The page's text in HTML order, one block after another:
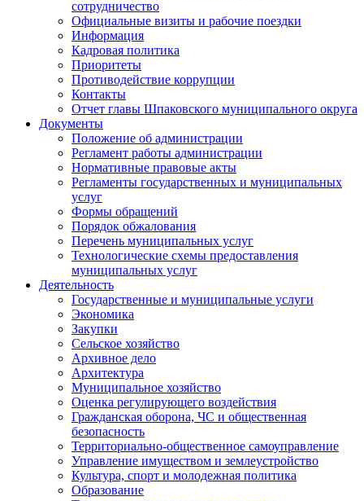
сотрудничество
Официальные визиты и рабочие поездки
Информация
Кадровая политика
Приоритеты
Противодействие коррупции
Контакты
Отчет главы Шпаковского муниципального округа
Документы
Положение об администрации
Регламент работы администрации
Нормативные правовые акты
Регламенты государственных и муниципальных
услуг
Формы обращений
Порядок обжалования
Перечень муниципальных услуг
Технологические схемы предоставления
муниципальных услуг
Деятельность
Государственные и муниципальные услуги
Экономика
Закупки
Сельское хозяйство
Архивное дело
Архитектура
Муниципальное хозяйство
Оценка регулирующего воздействия
Гражданская оборона, ЧС и общественная
безопасность
Территориально-общественное самоуправление
Управление имуществом и землеустройство
Культура, спорт и молодежная политика
Образование